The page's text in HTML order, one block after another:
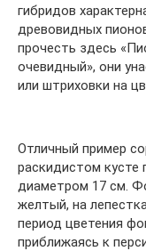
гибридов
древовидных
прочесть здесь
очевидный», они
или штриховки на
Отличный пример
раскидистом
диаметром 17 см.
желтый, на
период цветения
приближаясь к